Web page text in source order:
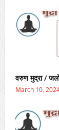
वरुण मुद्रा /
March 10,